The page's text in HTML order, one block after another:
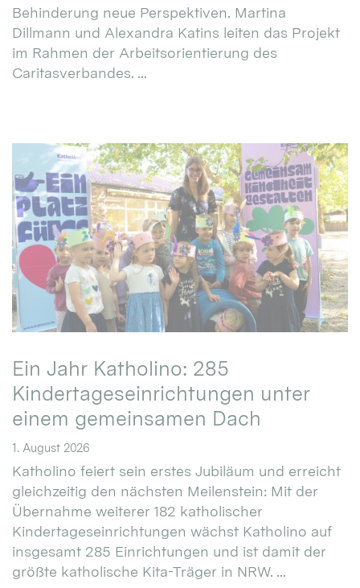
Behinderung neue Perspektiven. Martina
Dillmann und Alexandra Katins leiten das Projekt
im Rahmen der Arbeitsorientierung des
Caritasverbandes. ...
Ein Jahr Katholino: 285
Kindertageseinrichtungen unter
einem gemeinsamen Dach
1. August 2026
Katholino feiert sein erstes Jubiläum und erreicht
gleichzeitig den nächsten Meilenstein: Mit der
Übernahme weiterer 182 katholischer
Kindertageseinrichtungen wächst Katholino auf
insgesamt 285 Einrichtungen und ist damit der
größte katholische Kita-Träger in NRW. ...